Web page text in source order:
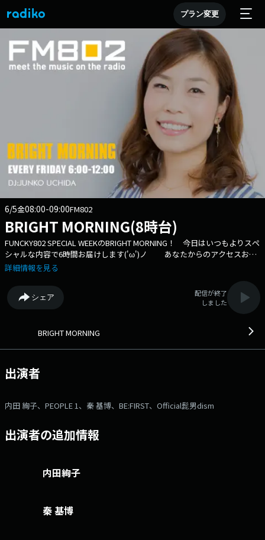
プラン変更
6/5金08:00-09:00FM802
BRIGHT MORNING(8時台)
FUNCKY802 SPECIAL WEEKのBRIGHT MORNING！ 今日はいつもよりスペ
シャルな内容で6時間お届けします('ω')ノ あなたからのアクセスお待
ちしていますよ～♪ ☆FM802 BRIGHT MORNING 6/5(金)メニュー☆
時台：【なな金プレゼント】マカロニえんぴつサイン入りグッズをプレゼ
ント！ ●8時台①：【BE:FIRST】からモーニングメッセージ到着！ ●8
時台②：【Joshin Cheer Up】サッカー応援ソング2曲でニコイチ！ ●9
コーレMusic Closet】今日は SHISHAMO あなたの選ぶ SHISHAMO の1曲
た中から 3名 には 「ファミペイギフト 2000円分」をプレゼント！
＼Ｘ(旧Twitter)でもプレゼント中／ 「#ファミマ802」をつけてファミマ
きます！ 秦さんの2026年上半期はいかに！！ ⇒番組HP
はコチラ ⇒リクエスト・メッセージはコチラ ⇒twitterハッシュタグは
ジはコチラ
詳細情報を見る
シェア
配信が終了
しました
BRIGHT MORNING
出演者
内田 絢子、PEOPLE 1、秦 基博、BE:FIRST、Official髭男dism
出演者の追加情報
内田絢子
秦 基博